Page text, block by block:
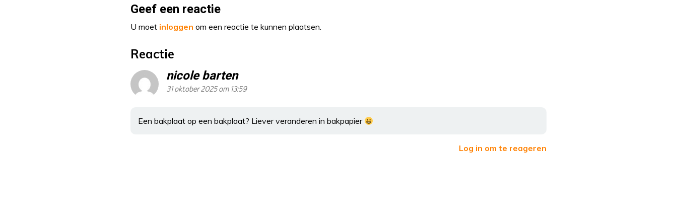
Geef een reactie
U moet inloggen om een reactie te kunnen plaatsen.
Reactie
nicole barten
31 oktober 2025 om 13:59
Een bakplaat op een bakplaat? Liever veranderen in bakpapier
Log in om te reageren